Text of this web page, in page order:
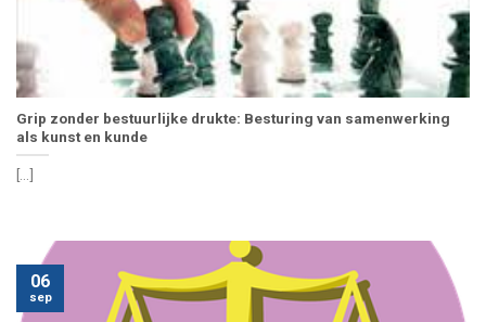
Grip zonder bestuurlijke drukte: Besturing van samenwerking
als kunst en kunde
[...]
06
sep